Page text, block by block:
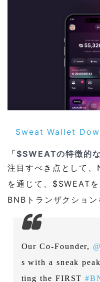
Sweat Wallet
「$SWEATの特徴的
注目すべき点として
を通じて、$SWEAT
BNBトランザクション
Our Co-Founder,
s with a sneak
ting the FIRST